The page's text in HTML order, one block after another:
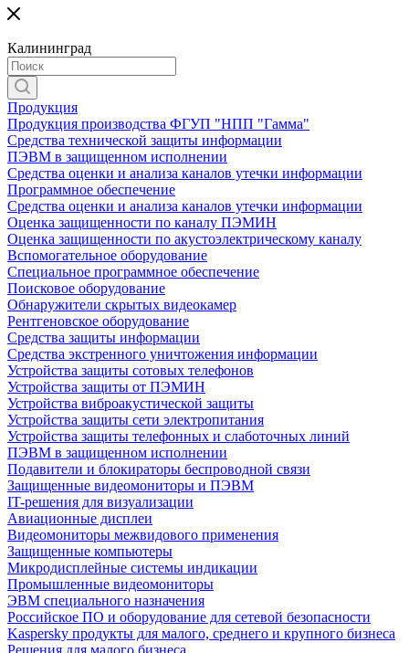
Калининград
Продукция
Продукция производства ФГУП "НПП "Гамма"
Средства технической защиты информации
ПЭВМ в защищенном исполнении
Средства оценки и анализа каналов утечки информации
Программное обеспечение
Средства оценки и анализа каналов утечки информации
Оценка защищенности по каналу ПЭМИН
Оценка защищенности по акустоэлектрическому каналу
Вспомогательное оборудование
Специальное программное обеспечение
Поисковое оборудование
Обнаружители скрытых видеокамер
Рентгеновское оборудование
Средства защиты информации
Средства экстренного уничтожения информации
Устройства защиты сотовых телефонов
Устройства защиты от ПЭМИН
Устройства виброакустической защиты
Устройства защиты сети электропитания
Устройства защиты телефонных и слаботочных линий
ПЭВМ в защищенном исполнении
Подавители и блокираторы беспроводной связи
Защищенные видеомониторы и ПЭВМ
IT-решения для визуализации
Авиационные дисплеи
Видеомониторы межвидового применения
Защищенные компьютеры
Микродисплейные системы индикации
Промышленные видеомониторы
ЭВМ специального назначения
Российское ПО и оборудование для сетевой безопасности
Kaspersky продукты для малого, среднего и крупного бизнеса
Решения для малого бизнеса